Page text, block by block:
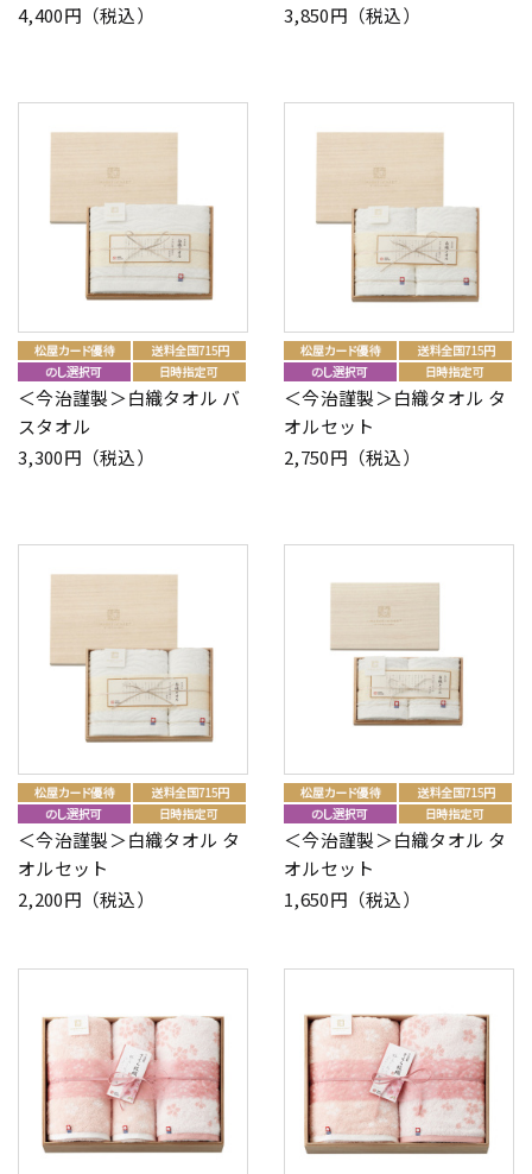
4,400円（税込）
3,850円（税込）
＜今治謹製＞白織タオル バ
スタオル
3,300円（税込）
＜今治謹製＞白織タオル タ
オルセット
2,750円（税込）
＜今治謹製＞白織タオル タ
オルセット
2,200円（税込）
＜今治謹製＞白織タオル タ
オルセット
1,650円（税込）